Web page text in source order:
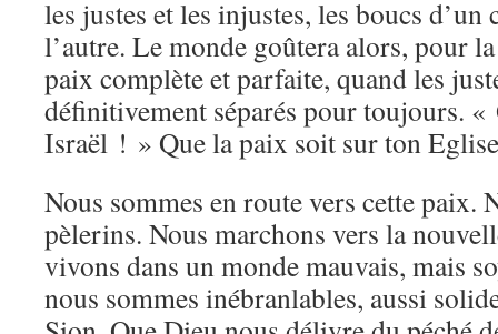
les justes et les injustes, les boucs d’un
l’autre. Le monde goûtera alors, pour
paix complète et parfaite, quand les
définitivement séparés pour toujours.
Israël ! » Que la paix soit sur ton
Nous sommes en route vers cette paix.
pèlerins. Nous marchons vers la
vivons dans un monde mauvais, mais
nous sommes inébranlables, aussi